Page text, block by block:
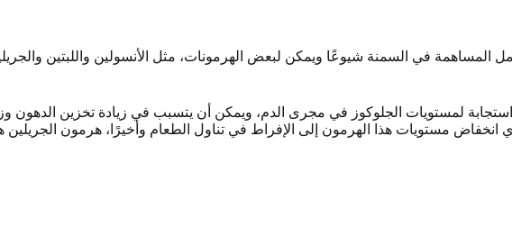
انخفاض مستويات هذا الهرمون إلى الإفراط في تناول الطعام وأخيرًا، هرمون